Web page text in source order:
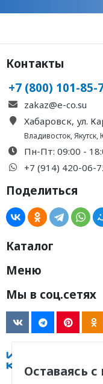
Контакты
+7 (800) 101-85-
zakaz@e-co.su
Хабаровск, ул.
Владивосток,Якутск,
Пн-Пт: 09:00 -
+7 (914) 420-06-
Поделиться
Каталог
Меню
Мы в соц.сетях
Оставаясь